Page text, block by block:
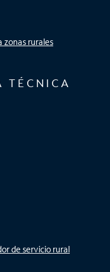
zonas rurales
TÉCNICA
de servicio rural